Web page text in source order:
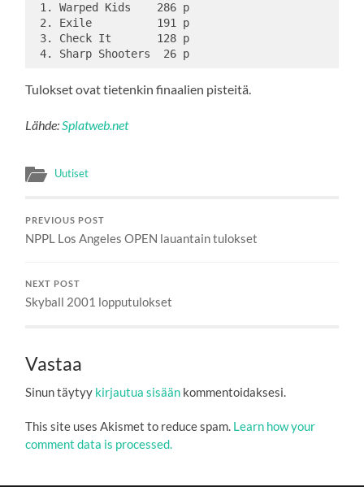
1. Warped Kids    286 p
2. Exile          191 p
3. Check It       128 p
4. Sharp Shooters  26 p
Tulokset ovat tietenkin finaalien pisteitä.
Lähde: Splatweb.net
Uutiset
PREVIOUS POST
NPPL Los Angeles OPEN lauantain tulokset
NEXT POST
Skyball 2001 lopputulokset
Vastaa
Sinun täytyy kirjautua sisään kommentoidaksesi.
This site uses Akismet to reduce spam. Learn how your
comment data is processed.